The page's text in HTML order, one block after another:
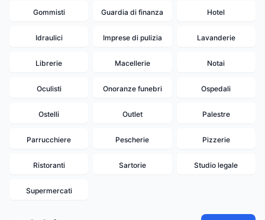
Gommisti Guardia di finanza Hotel
Idraulici Imprese di pulizia Lavanderie
Librerie Macellerie Notai
Oculisti Onoranze funebri Ospedali
Ostelli Outlet Palestre
Parrucchiere Pescherie Pizzerie
Ristoranti Sartorie Studio legale
Supermercati